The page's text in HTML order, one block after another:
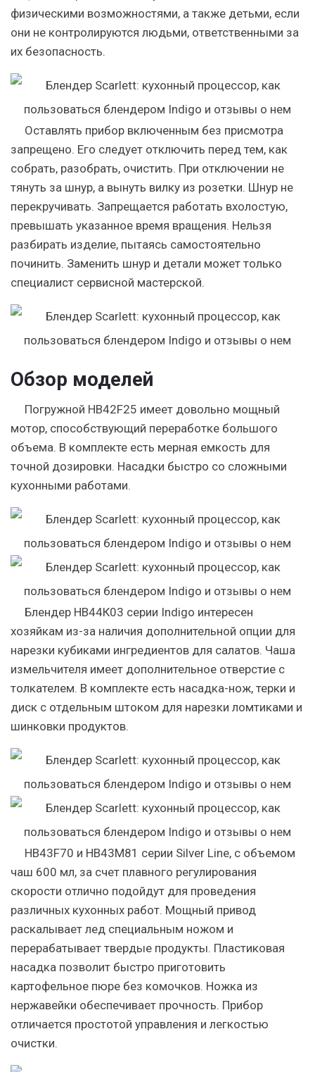
физическими возможностями, а также детьми, если
они не контролируются людьми, ответственными за
их безопасность.
Оставлять прибор включенным без присмотра
запрещено. Его следует отключить перед тем, как
собрать, разобрать, очистить. При отключении не
тянуть за шнур, а вынуть вилку из розетки. Шнур не
перекручивать. Запрещается работать вхолостую,
превышать указанное время вращения. Нельзя
разбирать изделие, пытаясь самостоятельно
починить. Заменить шнур и детали может только
специалист сервисной мастерской.
Обзор моделей
Погружной HB42F25 имеет довольно мощный
мотор, способствующий переработке большого
объема. В комплекте есть мерная емкость для
точной дозировки. Насадки быстро со сложными
кухонными работами.
Блендер HB44К03 серии Indigo интересен
хозяйкам из-за наличия дополнительной опции для
нарезки кубиками ингредиентов для салатов. Чаша
измельчителя имеет дополнительное отверстие с
толкателем. В комплекте есть насадка-нож, терки и
диск с отдельным штоком для нарезки ломтиками и
шинковки продуктов.
HB43F70 и HB43M81 серии Silver Line, с объемом
чаш 600 мл, за счет плавного регулирования
скорости отлично подойдут для проведения
различных кухонных работ. Мощный привод
раскалывает лед специальным ножом и
перерабатывает твердые продукты. Пластиковая
насадка позволит быстро приготовить
картофельное пюре без комочков. Ножка из
нержавейки обеспечивает прочность. Прибор
отличается простотой управления и легкостью
очистки.